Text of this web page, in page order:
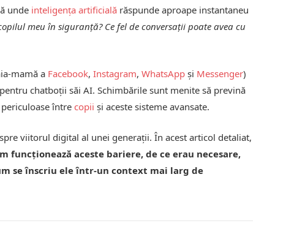
unde inteligența artificială răspunde aproape instantaneu
meu în siguranță? Ce fel de conversații poate avea cu
mamă a Facebook,Instagram,WhatsApp și Messenger)
chatboții săi AI. Schimbările sunt menite să prevină
între copii și aceste sisteme avansate.
viitorul digital al unei generații. În acest articol detaliat,
funcționează aceste bariere, de ce erau necesare,
se înscriu ele într-un context mai larg de